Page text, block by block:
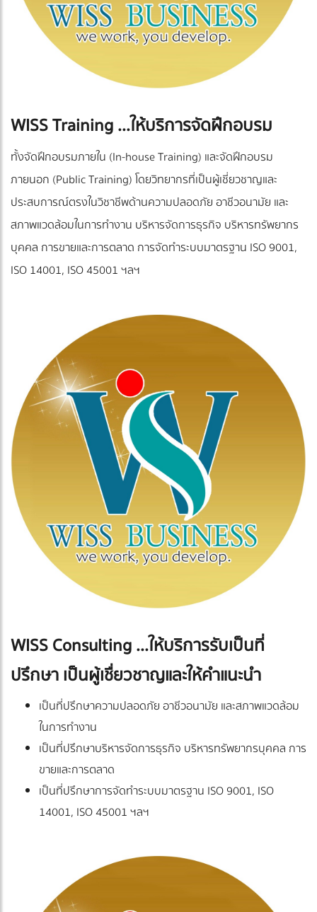
WISS Training ...ให้บริการจัดฝึกอบรม
ทั้งจัดฝึกอบรมภายใน (In-house Training) และจัดฝึกอบรม
ภายนอก (Public Training) โดยวิทยากรที่เป็นผู้เชี่ยวชาญและ
ประสบการณ์ตรงในวิชาชีพด้านความปลอดภัย อาชีวอนามัย และ
สภาพแวดล้อมในการทำงาน บริหารจัดการธุรกิจ บริหารทรัพยากร
บุคคล การขายและการตลาด การจัดทำระบบมาตรฐาน ISO 9001,
ISO 14001, ISO 45001 ฯลฯ
WISS Consulting ...ให้บริการรับเป็นที่
ปรึกษา เป็นผู้เชื่ยวชาญและให้คำแนะนำ
เป็นที่ปรึกษาความปลอดภัย อาชีวอนามัย และสภาพแวดล้อม
ในการทำงาน
เป็นที่ปรึกษาบริหารจัดการธุรกิจ บริหารทรัพยากรบุคคล การ
ขายและการตลาด
เป็นที่ปรึกษาการจัดทำระบบมาตรฐาน ISO 9001, ISO
14001, ISO 45001 ฯลฯ